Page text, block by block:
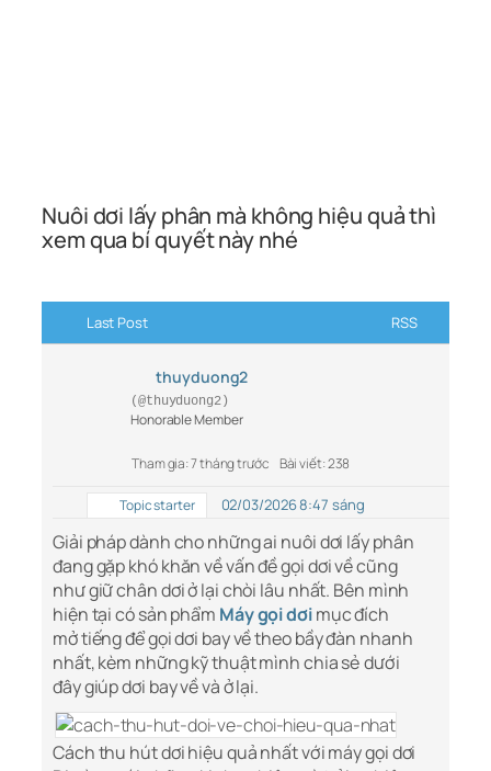
Nuôi dơi lấy phân mà không hiệu quả thì
xem qua bí quyết này nhé
Last Post RSS
thuyduong2
(@thuyduong2)
Honorable Member
Tham gia: 7 tháng trước Bài viết: 238
Topic starter 02/03/2026 8:47 sáng
Giải pháp dành cho những ai nuôi dơi lấy phân
đang gặp khó khăn về vấn đề gọi dơi về cũng
như giữ chân dơi ở lại chòi lâu nhất. Bên mình
hiện tại có sản phẩm Máy gọi dơimục đích
mở tiếng để gọi dơi bay về theo bầy đàn nhanh
nhất, kèm những kỹ thuật mình chia sẻ dưới
đây giúp dơi bay về và ở lại.
Cách thu hút dơi hiệu quả nhất với máy gọi dơi